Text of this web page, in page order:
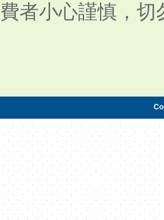
費者小心謹慎，